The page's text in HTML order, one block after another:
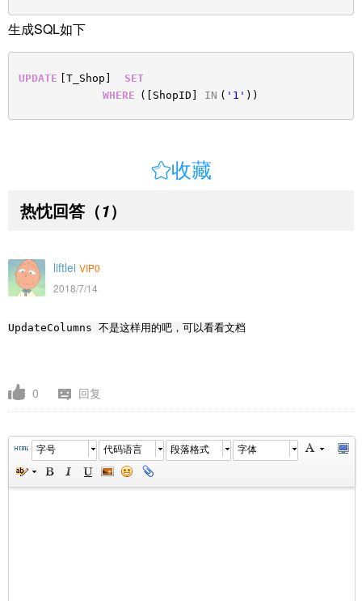
生成SQL如下
UPDATE [T_Shop] SET
WHERE ([ShopID] IN ( '1' ))
收藏
热忱回答 （1）
liftlei VIP0
2018/7/14
UpdateColumns 不是这样用的吧，可以看看文档
0 回复
字号 代码语言 段落格式 字体